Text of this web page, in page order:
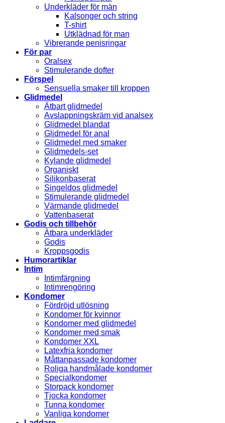
Underkläder för män
Kalsonger och string
T-shirt
Utklädnad för man
Vibrerande penisringar
För par
Oralsex
Stimulerande dofter
Förspel
Sensuella smaker till kroppen
Glidmedel
Ätbart glidmedel
Avslappningskräm vid analsex
Glidmedel blandat
Glidmedel för anal
Glidmedel med smaker
Glidmedels-set
Kylande glidmedel
Organiskt
Silikonbaserat
Singeldos glidmedel
Stimulerande glidmedel
Värmande glidmedel
Vattenbaserat
Godis och tillbehör
Ätbara underkläder
Godis
Kroppsgodis
Humorartiklar
Intim
Intimfärgning
Intimrengöring
Kondomer
Fördröjd utlösning
Kondomer för kvinnor
Kondomer med glidmedel
Kondomer med smak
Kondomer XXL
Latexfria kondomer
Måttanpassade kondomer
Roliga handmålade kondomer
Specialkondomer
Storpack kondomer
Tjocka kondomer
Tunna kondomer
Vanliga kondomer